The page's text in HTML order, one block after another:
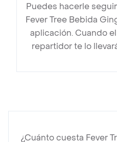
Puedes hacerle
Fever Tree Bebida
aplicación. Cuando
repartidor te lo
¿Cuánto cuesta Fever